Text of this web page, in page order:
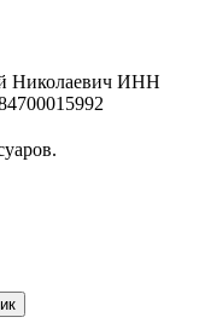
Николаевич ИНН